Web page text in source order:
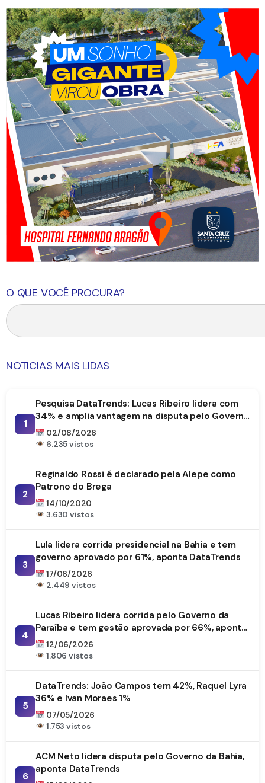
O QUE VOCÊ PROCURA?
NOTICIAS MAIS LIDAS
1
Pesquisa DataTrends: Lucas Ribeiro lidera com
34% e amplia vantagem na disputa pelo Governo
da Paraíba
02/08/2026
6.235 vistos
2
Reginaldo Rossi é declarado pela Alepe como
Patrono do Brega
14/10/2020
3.630 vistos
3
Lula lidera corrida presidencial na Bahia e tem
governo aprovado por 61%, aponta DataTrends
17/06/2026
2.449 vistos
4
Lucas Ribeiro lidera corrida pelo Governo da
Paraíba e tem gestão aprovada por 66%, aponta
DataTrends
12/06/2026
1.806 vistos
5
DataTrends: João Campos tem 42%, Raquel Lyra
36% e Ivan Moraes 1%
07/05/2026
1.753 vistos
6
ACM Neto lidera disputa pelo Governo da Bahia,
aponta DataTrends